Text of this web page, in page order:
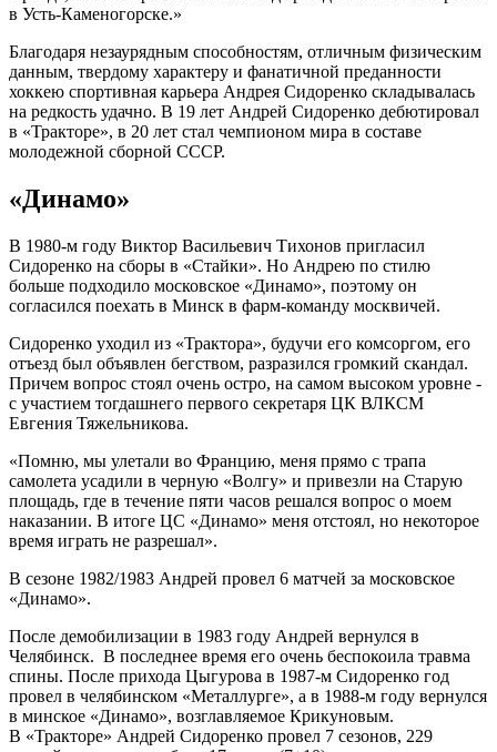
в Усть-Каменогорске.»
Благодаря незаурядным способностям, отличным физическим
данным, твердому характеру и фанатичной преданности
хоккею спортивная карьера Андрея Сидоренко складывалась
на редкость удачно. В 19 лет Андрей Сидоренко дебютировал
в «Тракторе», в 20 лет стал чемпионом мира в составе
молодежной сборной СССР.
«Динамо»
В 1980-м году Виктор Васильевич Тихонов пригласил
Сидоренко на сборы в «Стайки». Но Андрею по стилю
больше подходило московское «Динамо», поэтому он
согласился поехать в Минск в фарм-команду москвичей.
Сидоренко уходил из «Трактора», будучи его комсоргом, его
отъезд был объявлен бегством, разразился громкий скандал.
Причем вопрос стоял очень остро, на самом высоком уровне -
с участием тогдашнего первого секретаря ЦК ВЛКСМ
Евгения Тяжельникова.
«Помню, мы улетали во Францию, меня прямо с трапа
самолета усадили в черную «Волгу» и привезли на Старую
площадь, где в течение пяти часов решался вопрос о моем
наказании. В итоге ЦС «Динамо» меня отстоял, но некоторое
время играть не разрешал».
В сезоне 1982/1983 Андрей провел 6 матчей за московское
«Динамо».
После демобилизации в 1983 году Андрей вернулся в
Челябинск. В последнее время его очень беспокоила травма
спины. После прихода Цыгурова в 1987-м Сидоренко год
провел в челябинском «Металлурге», а в 1988-м году вернулся
в минское «Динамо», возглавляемое Крикуновым.
В «Тракторе» Андрей Сидоренко провел 7 сезонов, 229